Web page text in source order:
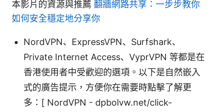
本影片的資源與推薦 翻牆網路共享：一步步教你
如何安全穩定地分享你
NordVPN、ExpressVPN、Surfshark、
Private Internet Access、VyprVPN 等都是在
香港使用者中受歡迎的選項。以下是自然嵌入
式的廣告提示，方便你在需要時點擊了解更
多：[ NordVPN - dpbolvw.net/click-